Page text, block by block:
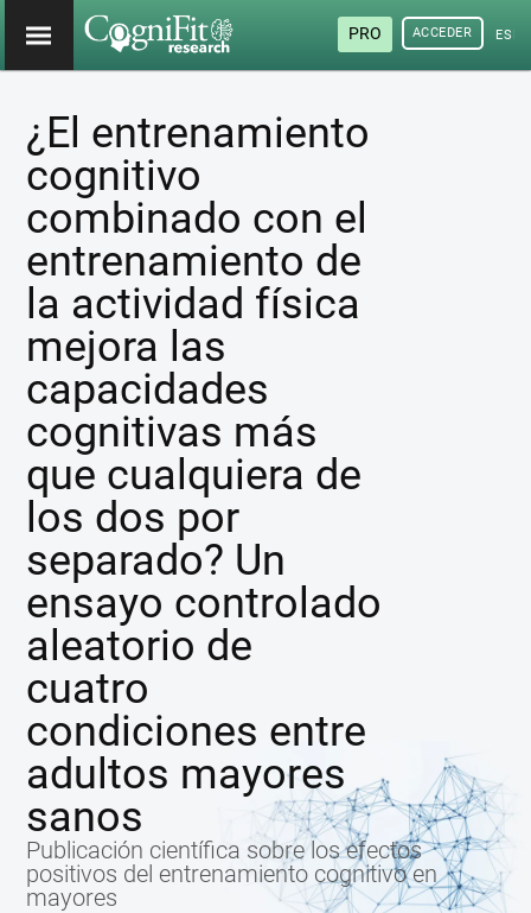
PRO ACCEDER
¿El entrenamiento
cognitivo
combinado con el
entrenamiento de
la actividad física
mejora las
capacidades
cognitivas más
que cualquiera de
los dos por
separado? Un
ensayo controlado
aleatorio de
cuatro
condiciones entre
adultos mayores
sanos
Publicación científica sobre los efectos
positivos del entrenamiento cognitivo en
mayores